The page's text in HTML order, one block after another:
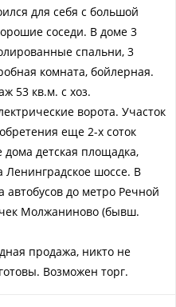
для себя с большой
соседи. В доме 3
спальни, 3
комната, бойлерная.
53 кв.м. с хоз.
ворота. Участок
еще 2-х соток
дома детская площадка,
Ленинградское шоссе. В
автобусов до метро Речной
Молжаниново (бывш.
продажа, никто не
Возможен торг.